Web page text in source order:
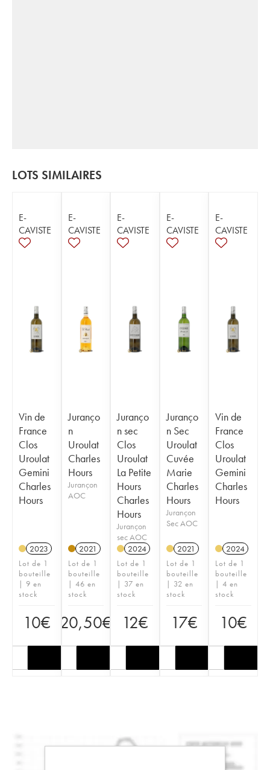
LOTS SIMILAIRES
E-
CAVISTE
Vin de
France
Clos
Uroulat
Gemini
Charles
Hours
2023
Lot de 1
bouteille
| 9 en
stock
10€
E-
CAVISTE
Juranço
n
Uroulat
Charles
Hours
Jurançon
AOC
2021
Lot de 1
bouteille
| 46 en
stock
20,50€
E-
CAVISTE
Juranço
n sec
Clos
Uroulat
La Petite
Hours
Charles
Hours
Jurançon
sec AOC
2024
Lot de 1
bouteille
| 37 en
stock
12€
E-
CAVISTE
Juranço
n Sec
Uroulat
Cuvée
Marie
Charles
Hours
Jurançon
Sec AOC
2021
Lot de 1
bouteille
| 32 en
stock
17€
E-
CAVISTE
Vin de
France
Clos
Uroulat
Gemini
Charles
Hours
2024
Lot de 1
bouteille
| 4 en
stock
10€